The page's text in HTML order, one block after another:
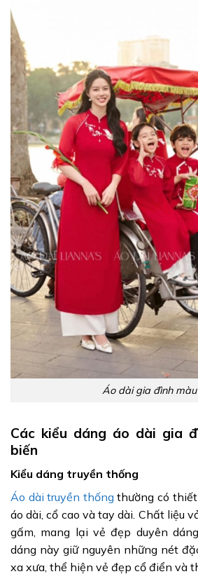
Áo dài gia đình
Các kiểu dáng áo dài gia
biến
Kiểu dáng truyền thống
Áo dài truyền thống thường có
áo dài, cổ cao và tay dài. Chất liệu
gấm, mang lại vẻ đẹp duyên
dáng này giữ nguyên những nét
xa xưa, thể hiện vẻ đẹp cổ điển và